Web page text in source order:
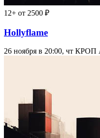
12+ от 2500 ₽
Hollyflame
26 ноября в 20:00, чт КРОП